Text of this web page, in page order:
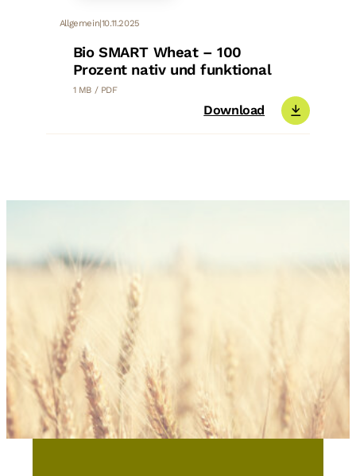
Allgemein|10.11.2025
Bio SMART Wheat – 100
Prozent nativ und funktional
1 MB / PDF
Download
Sie haben Interesse an Bio
SMART® Wheat?